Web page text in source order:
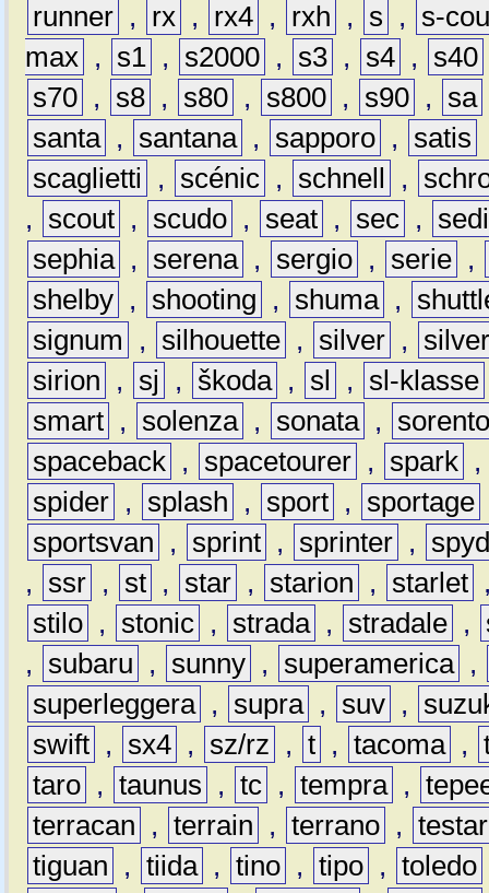
runner , rx , rx4 , rxh , s ,
s-
max , s1 , s2000 , s3 , s4 , s40
s70 , s8 , s80 , s800 , s90 , sa
santa , santana , sapporo , satis
scaglietti
, scénic , schnell ,
,
scout , scudo , seat , sec ,
sephia , serena , sergio , serie ,
shelby , shooting , shuma ,
signum
, silhouette , silver ,
sirion
, sj , škoda , sl , sl-klasse
smart , solenza , sonata ,
spaceback , spacetourer , spark ,
spider , splash , sport , sportage
sportsvan
, sprint , sprinter ,
,
ssr , st , star , starion , starlet
stilo , stonic , strada , stradale ,
,
subaru , sunny , superamerica ,
superleggera , supra , suv ,
swift , sx4 , sz/rz , t , tacoma ,
taro , taunus , tc , tempra ,
terracan
, terrain , terrano ,
tiguan
, tiida , tino , tipo , toledo